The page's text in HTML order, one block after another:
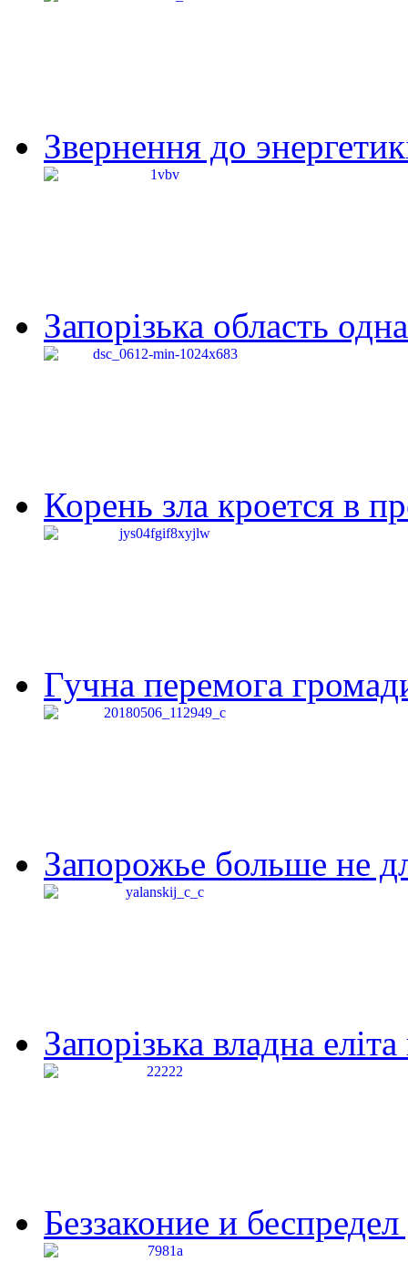
Звернення до
Запорізька область
Корень зла кроется в
Гучна перемога
Запорожье больше не
Запорізька владна
Беззаконие и